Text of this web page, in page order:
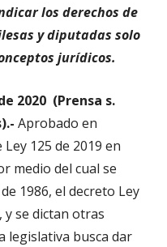
los derechos de
y diputadas solo
jurídicos.
2020 (Prensa s.
Aprobado en
125 de 2019 en
medio del cual se
1986, el decreto Ley
y se dictan otras
legislativa busca dar